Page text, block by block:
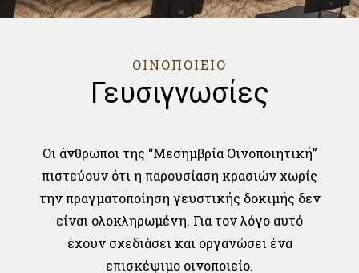
ΟΙΝΟΠΟΙΕΙΟ
Γευσιγνωσίες
Οι άνθρωποι της “Μεσημβρία Οινοποιητική”
πιστεύουν ότι η παρουσίαση κρασιών χωρίς
την πραγματοποίηση γευστικής δοκιμής δεν
είναι ολοκληρωμένη. Για τον λόγο αυτό
έχουν σχεδιάσει και οργανώσει ένα
επισκέψιμο οινοποιείο.